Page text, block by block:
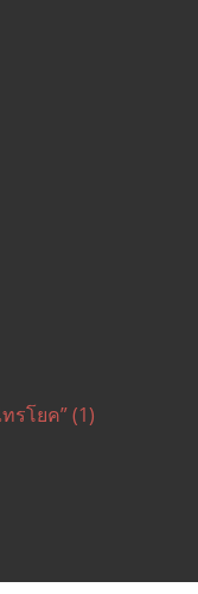
รโยค” (1)